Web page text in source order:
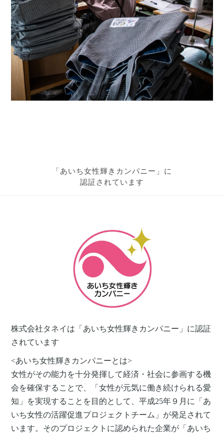
「あいち女性輝きカンパニー」に
認証されています
株式会社タネイは「あいち女性輝きカンパニー」に認証
されています
<あいち女性輝きカンパニーとは>
女性がその能力を十分発揮して経済・社会に参画する機
会を確保することで、「女性が元気に働き続けられる愛
知」を実現することを目的として、平成25年９月に「あ
いち女性の活躍促進プロジェクトチーム」が発足されて
います。そのプロジェクトに認められた企業が「あいち